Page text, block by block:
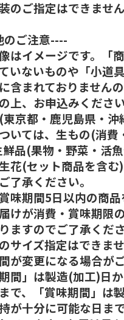
のご指定はできません
のご注意----
はイメージです。「
いないものや「小道
含まれておりません
上、お申込みください
京都・鹿児島県・沖
いては、生もの(消費
品(果物・野菜・活
花(セット商品を含む
了承ください。
味期間5日以内の商品
けが消費・賞味期限
ますのでご了承くださ
サイズ指定はできま
が変更になる場合がご
間」は製造(加工)日
で、「賞味期間」は
が十分に可能な日ま